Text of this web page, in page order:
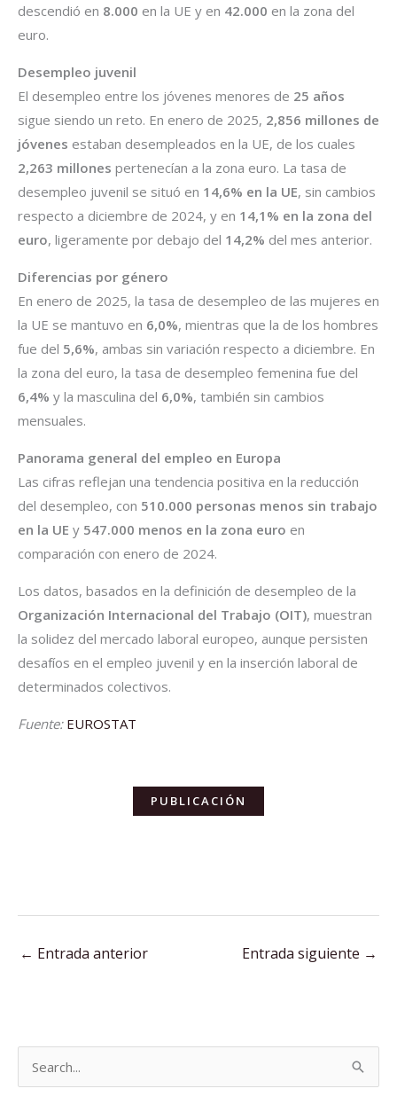
descendió en 8.000 en la UE y en 42.000 en la zona del
euro.
Desempleo juvenil
El desempleo entre los jóvenes menores de 25 años
sigue siendo un reto. En enero de 2025, 2,856 millones de
jóvenes estaban desempleados en la UE, de los cuales
2,263 millones pertenecían a la zona euro. La tasa de
desempleo juvenil se situó en 14,6% en la UE, sin cambios
respecto a diciembre de 2024, y en 14,1% en la zona del
euro, ligeramente por debajo del 14,2% del mes anterior.
Diferencias por género
En enero de 2025, la tasa de desempleo de las mujeres en
la UE se mantuvo en 6,0%, mientras que la de los hombres
fue del 5,6%, ambas sin variación respecto a diciembre. En
la zona del euro, la tasa de desempleo femenina fue del
6,4% y la masculina del 6,0%, también sin cambios
mensuales.
Panorama general del empleo en Europa
Las cifras reflejan una tendencia positiva en la reducción
del desempleo, con 510.000 personas menos sin trabajo
en la UE y 547.000 menos en la zona euro en
comparación con enero de 2024.
Los datos, basados en la definición de desempleo de la
Organización Internacional del Trabajo (OIT), muestran
la solidez del mercado laboral europeo, aunque persisten
desafíos en el empleo juvenil y en la inserción laboral de
determinados colectivos.
Fuente: EUROSTAT
PUBLICACIÓN
← Entrada anterior Entrada siguiente →